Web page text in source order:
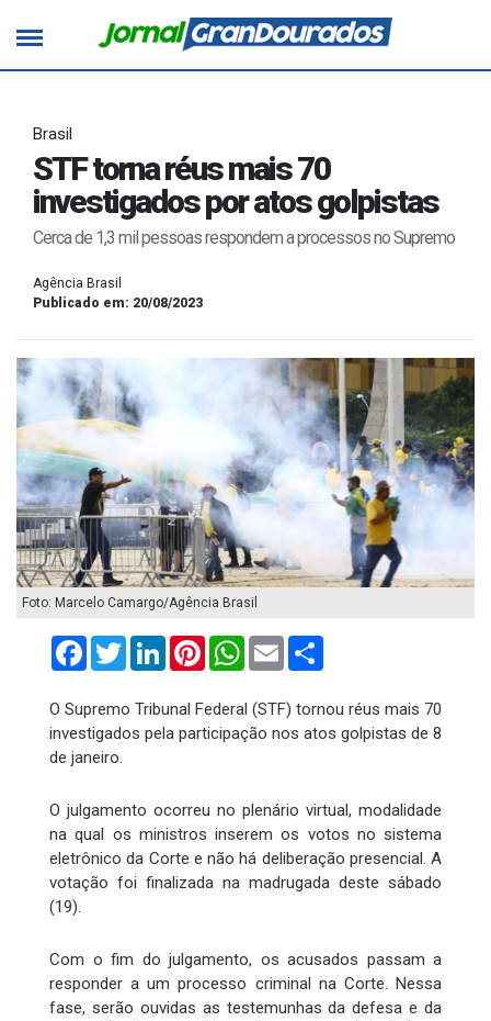
Brasil
STF torna réus mais 70
investigados por atos golpistas
Cerca de 1,3 mil pessoas respondem a processos no Supremo
Agência Brasil
Publicado em: 20/08/2023
Foto: Marcelo Camargo/Agência Brasil
FacebookTwitterLinkedInPinterestWhatsApp
Email
O Supremo Tribunal Federal (STF) tornou réus mais 70
investigados pela participação nos atos golpistas de 8
de janeiro.
O julgamento ocorreu no plenário virtual, modalidade
na qual os ministros inserem os votos no sistema
eletrônico da Corte e não há deliberação presencial. A
votação foi finalizada na madrugada deste sábado
(19).
Com o fim do julgamento, os acusados passam a
responder a um processo criminal na Corte. Nessa
fase, serão ouvidas as testemunhas da defesa e da